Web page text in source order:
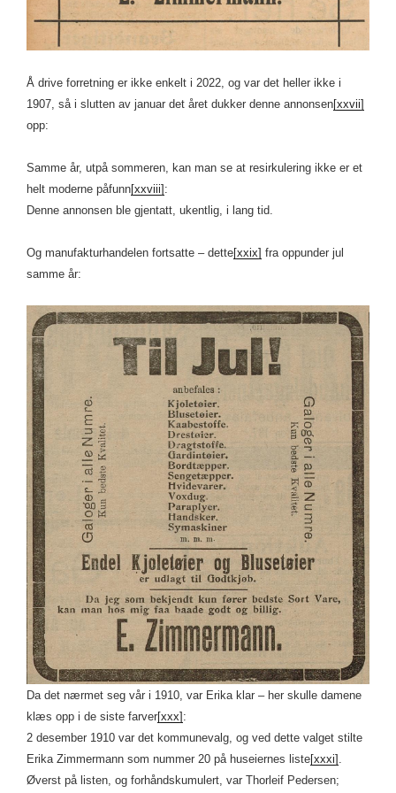
Å drive forretning er ikke enkelt i 2022, og var det heller ikke i
1907, så i slutten av januar det året dukker denne annonsen[xxvii]
opp:
Samme år, utpå sommeren, kan man se at resirkulering ikke er et
helt moderne påfunn[xxviii] :
Denne annonsen ble gjentatt, ukentlig, i lang tid.
Og manufakturhandelen fortsatte – dette[xxix] fra oppunder jul
samme år:
Da det nærmet seg vår i 1910, var Erika klar – her skulle damene
klæs opp i de siste farver[xxx]:
2 desember 1910 var det kommunevalg, og ved dette valget stilte
Erika Zimmermann som nummer 20 på huseiernes liste[xxxi]
Øverst på listen, og forhåndskumulert, var Thorleif Pedersen;